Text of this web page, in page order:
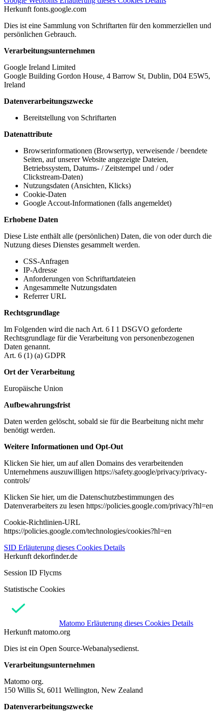
Herkunft fonts.google.com
Dies ist eine Sammlung von Schriftarten für den kommerziellen und
persönlichen Gebrauch.
Verarbeitungsunternehmen
Google Ireland Limited
Google Building Gordon House, 4 Barrow St, Dublin, D04 E5W5,
Ireland
Datenverarbeitungszwecke
Bereitstellung von Schriftarten
Datenattribute
Browserinformationen (Browsertyp, verweisende / beendete
Seiten, auf unserer Website angezeigte Dateien,
Betriebssystem, Datums- / Zeitstempel und / oder
Clickstream-Daten)
Nutzungsdaten (Ansichten, Klicks)
Cookie-Daten
Google Accout-Informationen (falls angemeldet)
Erhobene Daten
Diese Liste enthält alle (persönlichen) Daten, die von oder durch die
Nutzung dieses Dienstes gesammelt werden.
CSS-Anfragen
IP-Adresse
Anforderungen von Schriftartdateien
Angesammelte Nutzungsdaten
Referrer URL
Rechtsgrundlage
Im Folgenden wird die nach Art. 6 I 1 DSGVO geforderte
Rechtsgrundlage für die Verarbeitung von personenbezogenen
Daten genannt.
Art. 6 (1) (a) GDPR
Ort der Verarbeitung
Europäische Union
Aufbewahrungsfrist
Daten werden gelöscht, sobald sie für die Bearbeitung nicht mehr
benötigt werden.
Weitere Informationen und Opt-Out
Klicken Sie hier, um auf allen Domains des verarbeitenden
Unternehmens auszuwilligen https://safety.google/privacy/privacy-
controls/
Klicken Sie hier, um die Datenschutzbestimmungen des
Datenverarbeiters zu lesen https://policies.google.com/privacy?hl=en
Cookie-Richtlinien-URL
https://policies.google.com/technologies/cookies?hl=en
SID Erläuterung dieses Cookies Details
Herkunft dekorfinder.de
Session ID Flycms
Statistische Cookies
Matomo Erläuterung dieses Cookies Details
Herkunft matomo.org
Dies ist ein Open Source-Webanalysedienst.
Verarbeitungsunternehmen
Matomo org.
150 Willis St, 6011 Wellington, New Zealand
Datenverarbeitungszwecke